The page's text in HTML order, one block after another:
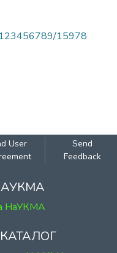
123456789/15978
User
Send
Feedback
НаУКМА